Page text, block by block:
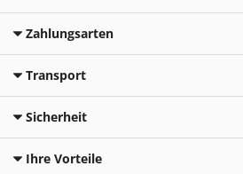
Zahlungsarten
Transport
Sicherheit
Ihre Vorteile